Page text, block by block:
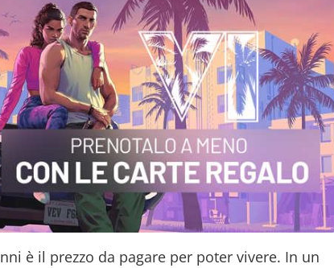
è il prezzo da pagare per poter vivere. In un